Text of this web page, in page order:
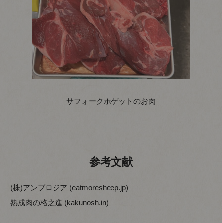
サフォークホゲットのお肉
参考文献
(株)アンブロジア (eatmoresheep.jp)
熟成肉の格之進 (kakunosh.in)